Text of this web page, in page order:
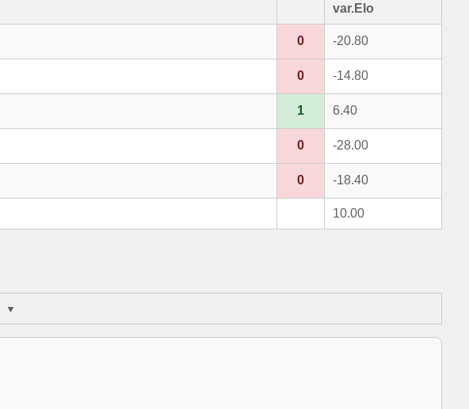
var.Elo
0 -20.80
0 -14.80
1 6.40
0 -28.00
0 -18.40
10.00